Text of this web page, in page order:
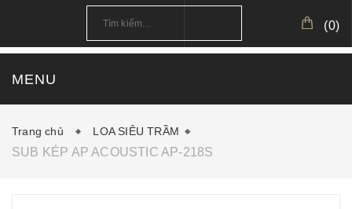
(0)
MENU
GIỚI THIỆU
Trang chủ LOA SIÊU TRẦM
SUB KÉP AP ACOUSTIC AP-218S